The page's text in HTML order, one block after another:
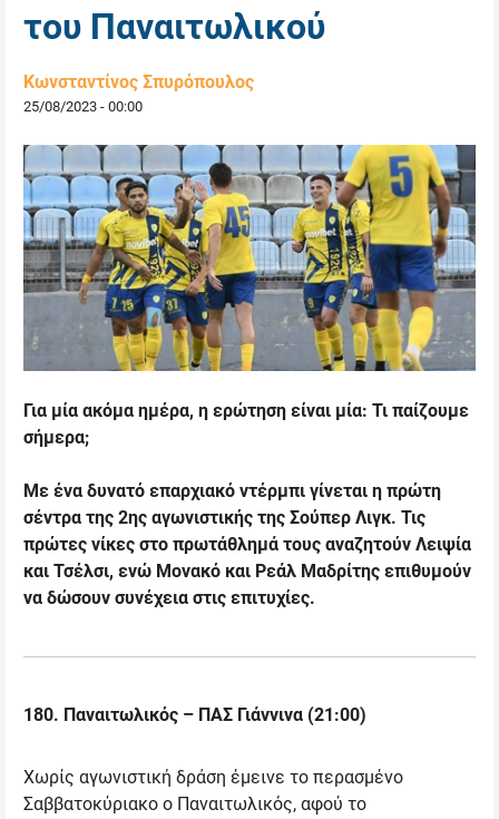
του Παναιτωλικού
Κωνσταντίνος Σπυρόπουλος
25/08/2023 - 00:00
Για μία ακόμα ημέρα, η ερώτηση είναι μία: Τι παίζουμε
σήμερα;
Με ένα δυνατό επαρχιακό ντέρμπι γίνεται η πρώτη
σέντρα της 2ης αγωνιστικής της Σούπερ Λιγκ. Τις
πρώτες νίκες στο πρωτάθλημά τους αναζητούν Λειψία
και Τσέλσι, ενώ Μονακό και Ρεάλ Μαδρίτης επιθυμούν
να δώσουν συνέχεια στις επιτυχίες.
180. Παναιτωλικός – ΠΑΣ Γιάννινα (21:00)
Χωρίς αγωνιστική δράση έμεινε το περασμένο
Σαββατοκύριακο ο Παναιτωλικός, αφού το